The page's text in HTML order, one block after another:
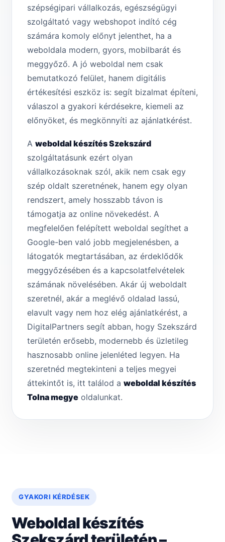
szépségipari vállalkozás, egészségügyi
szolgáltató vagy webshopot indító cég
számára komoly előnyt jelenthet, ha a
weboldala modern, gyors, mobilbarát és
meggyőző. A jó weboldal nem csak
bemutatkozó felület, hanem digitális
értékesítési eszköz is: segít bizalmat építeni,
válaszol a gyakori kérdésekre, kiemeli az
előnyöket, és megkönnyíti az ajánlatkérést.
A weboldal készítés Szekszárd
szolgáltatásunk ezért olyan
vállalkozásoknak szól, akik nem csak egy
szép oldalt szeretnének, hanem egy olyan
rendszert, amely hosszabb távon is
támogatja az online növekedést. A
megfelelően felépített weboldal segíthet a
Google-ben való jobb megjelenésben, a
látogatók megtartásában, az érdeklődők
meggyőzésében és a kapcsolatfelvételek
számának növelésében. Akár új weboldalt
szeretnél, akár a meglévő oldalad lassú,
elavult vagy nem hoz elég ajánlatkérést, a
DigitalPartners segít abban, hogy Szekszárd
területén erősebb, modernebb és üzletileg
hasznosabb online jelenléted legyen. Ha
szeretnéd megtekinteni a teljes megyei
áttekintőt is, itt találod a weboldal készítés
Tolna megye oldalunkat.
GYAKORI KÉRDÉSEK
Weboldal készítés